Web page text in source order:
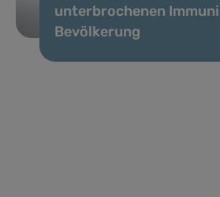
unterbrochenen
Bevölkerung